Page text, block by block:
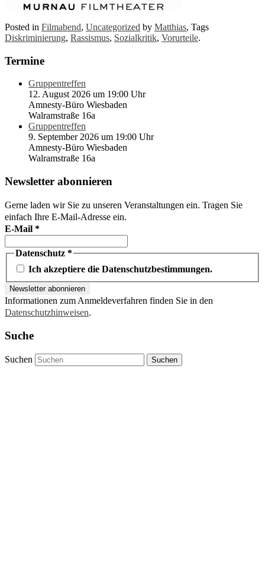
Posted in Filmabend, Uncategorized by Matthias, Tags
Diskriminierung, Rassismus, Sozialkritik, Vorurteile.
Termine
Gruppentreffen
12. August 2026 um 19:00 Uhr
Amnesty-Büro Wiesbaden
Walramstraße 16a
Gruppentreffen
9. September 2026 um 19:00 Uhr
Amnesty-Büro Wiesbaden
Walramstraße 16a
Newsletter abonnieren
Gerne laden wir Sie zu unseren Veranstaltungen ein. Tragen Sie
einfach Ihre E-Mail-Adresse ein.
E-Mail *
Datenschutz *
Ich akzeptiere die Datenschutzbestimmungen.
Informationen zum Anmeldeverfahren finden Sie in den
Datenschutzhinweisen.
Suche
Suchen